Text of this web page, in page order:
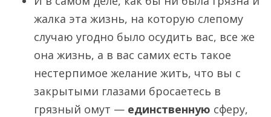
жалка эта жизнь, на которую слепому
случаю угодно было осудить вас, все же
она жизнь, а в вас самих есть такое
нестерпимое желание жить, что вы с
закрытыми глазами бросаетесь в
грязный омут — единственную сферу,